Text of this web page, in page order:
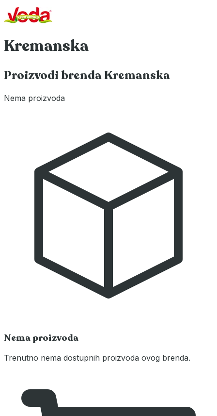
Kremanska
Proizvodi brenda Kremanska
Nema proizvoda
Nema proizvoda
Trenutno nema dostupnih proizvoda ovog brenda.